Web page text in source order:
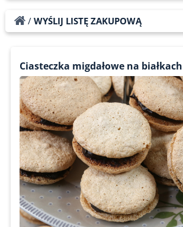
/ WYŚLIJ LISTĘ ZAKUPOWĄ
Ciasteczka migdałowe na białkach